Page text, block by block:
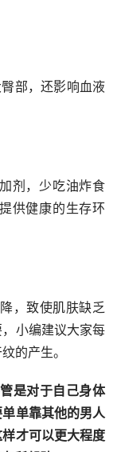
部，还影响血液
剂，少吃油炸食
供健康的生存环
，致使肌肤缺乏
小编建议大家每
的产生。
是对于自己身体
单靠其他的男人
才可以更大程度